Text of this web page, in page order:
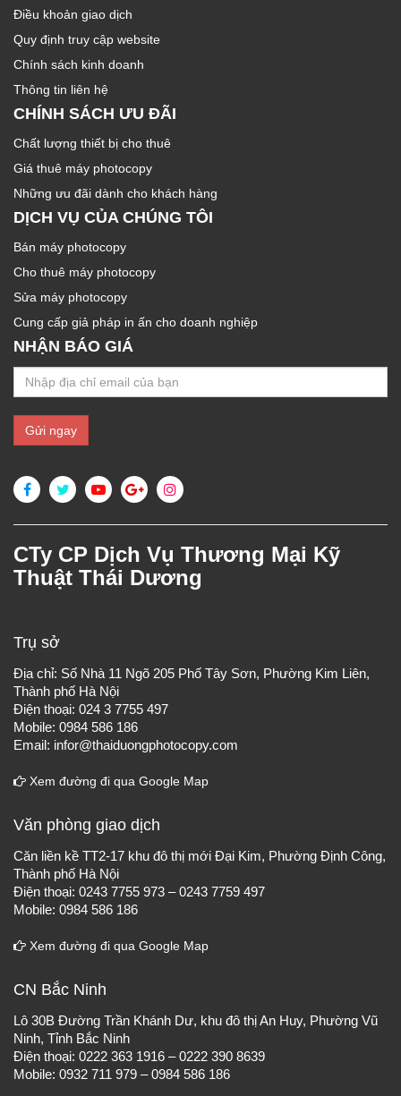
Điều khoản giao dịch
Quy định truy cập website
Chính sách kinh doanh
Thông tin liên hệ
CHÍNH SÁCH ƯU ĐÃI
Chất lượng thiết bị cho thuê
Giá thuê máy photocopy
Những ưu đãi dành cho khách hàng
DỊCH VỤ CỦA CHÚNG TÔI
Bán máy photocopy
Cho thuê máy photocopy
Sửa máy photocopy
Cung cấp giả pháp in ấn cho doanh nghiệp
NHẬN BÁO GIÁ
CTy CP Dịch Vụ Thương Mại Kỹ
Thuật Thái Dương
Trụ sở
Địa chỉ: Số Nhà 11 Ngõ 205 Phố Tây Sơn, Phường Kim Liên,
Thành phố Hà Nội
Điện thoại: 024 3 7755 497
Mobile: 0984 586 186
Email: infor@thaiduongphotocopy.com
Xem đường đi qua Google Map
Văn phòng giao dịch
Căn liền kề TT2-17 khu đô thị mới Đại Kim, Phường Định Công,
Thành phố Hà Nội
Điện thoại: 0243 7755 973 – 0243 7759 497
Mobile: 0984 586 186
Xem đường đi qua Google Map
CN Bắc Ninh
Lô 30B Đường Trần Khánh Dư, khu đô thị An Huy, Phường Vũ
Ninh, Tỉnh Bắc Ninh
Điện thoại: 0222 363 1916 – 0222 390 8639
Mobile: 0932 711 979 – 0984 586 186